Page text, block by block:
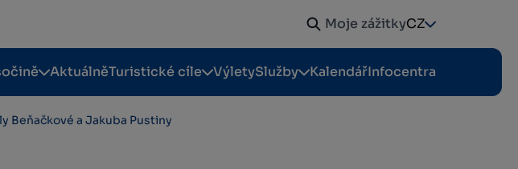
Moje zážitkyCZ
AktuálněTuristické cíle VýletySlužby KalendářInfocentra
Beňačkové a Jakuba Pustiny